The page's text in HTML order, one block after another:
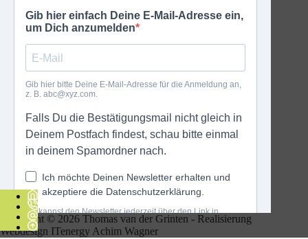
Copyright © 2026 Thomas van der Grinten - Realisierung
Webdesign ITenergy Achim Wagner